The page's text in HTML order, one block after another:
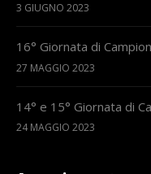
3 GIUGNO 2023
16° Giornata di
27 MAGGIO 2023
14° e 15° Giornata di
24 MAGGIO 2023